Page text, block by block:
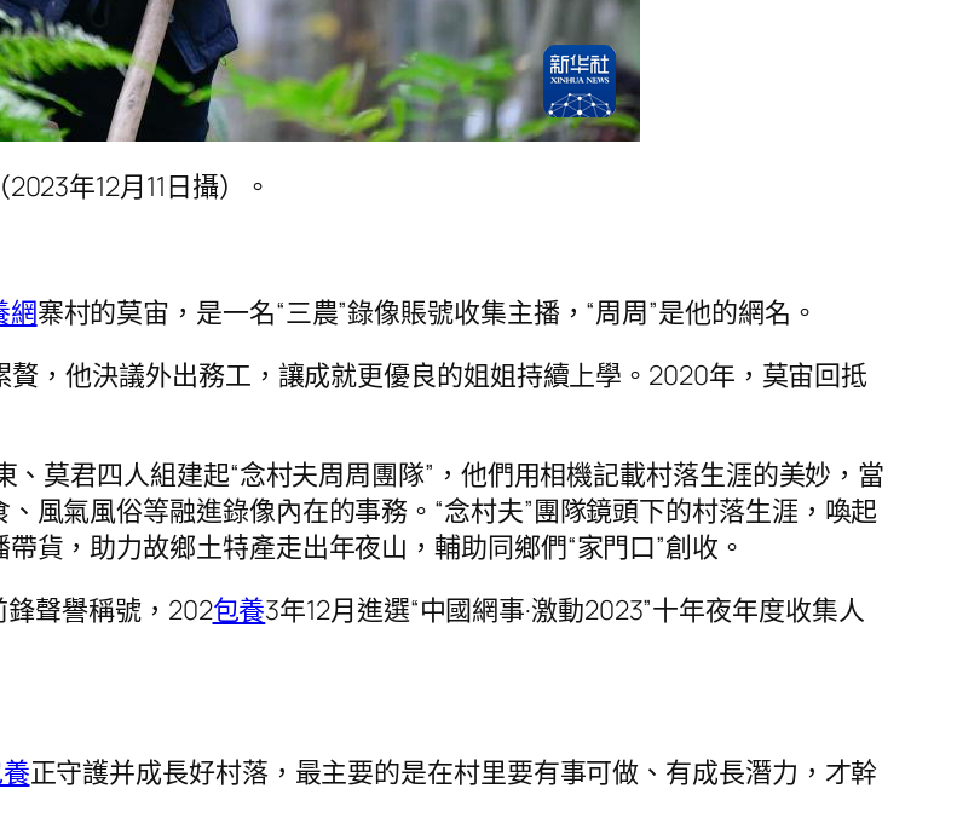
年12月11日攝）。
網寨村的莫宙，是一名“三農”錄像賬號收集主播，“周周”是他的網名。
，他決議外出務工，讓成就更優良的姐姐持續上學。2020年，莫宙回抵
莫君四人組建起“念村夫周周團隊”，他們用相機記載村落生涯的美妙，當
風氣風俗等融進錄像內在的事務。“念村夫”團隊鏡頭下的村落生涯，喚起
貨，助力故鄉土特產走出年夜山，輔助同鄉們“家門口”創收。
鋒聲譽稱號，202包養3年12月進選“中國網事·激動2023”十年夜年度收集人
正守護并成長好村落，最主要的是在村里要有事可做、有成長潛力，才幹